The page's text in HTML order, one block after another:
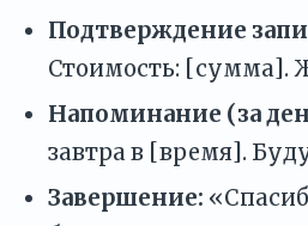
Подтверждение
Стоимость: [сумма].
Напоминание (за
завтра в [время].
Завершение: